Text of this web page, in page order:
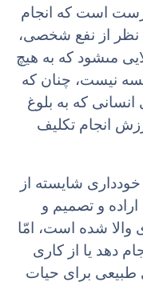
است که انجام
نظر از نفع شخصى،
مى‏شود که به هیچ
نیست، چنان که
که به بلوغ
انجام تکلیف
خوددارى شایسته از
و تصمیم و
والا شده است، امّا
دهد یا از کارى
طبیعى براى حیات